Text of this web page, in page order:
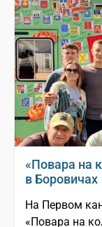
«Повара на
в Боровичах
На Первом
«Повара на